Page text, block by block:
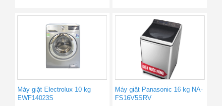
Máy giặt Electrolux 10 kg
EWF14023S
Máy giặt Panasonic 16 kg NA-
FS16V5SRV